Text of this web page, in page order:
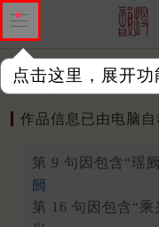
点击这里，展开功
作品 标注四声 出
作品信息已由电脑自
第 9 句因包含“瑶
阙
第 16 句因包含“乘